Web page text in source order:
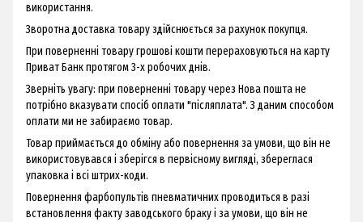
використання.
Зворотна доставка товару здійснюється за рахунок покупця.
При поверненні товару грошові кошти перераховуються на карту
Приват Банк протягом 3-х робочих днів.
Зверніть увагу: при поверненні товару через Нова пошта не
потрібно вказувати спосіб оплати "післяплата". З даним способом
оплати ми не забираємо товар.
Товар приймається до обміну або повернення за умови, що він не
використовувався і зберігся в первісному вигляді, збереглася
упаковка і всі штрих-коди.
Повернення фарбопультів пневматичних проводиться в разі
встановлення факту заводського браку і за умови, що він не